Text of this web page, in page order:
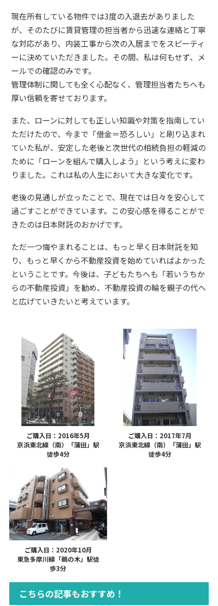
現在所有している物件では3度の入退去がありました
が、そのたびに賃貸管理の担当者から迅速な連絡と丁寧
な対応があり、内装工事から次の入居までをスピーティ
ーに決めていただきました。その間、私は何もせず、メ
ールでの確認のみです。
管理体制に関しても全く心配なく、管理担当者たちへも
厚い信頼を寄せております。
また、ローンに対しても正しい知識や対策を指南してい
ただけたので、今まで「借金＝恐ろしい」と刷り込まれ
ていた私が、安定した老後と次世代の相続負担の軽減の
ために「ローンを組んで購入しよう」という考えに変わ
りました。これは私の人生において大きな変化です。
老後の見通しが立ったことで、現在では日々を安心して
過ごすことができています。この安心感を得ることがで
きたのは日本財託のおかげです。
ただ一つ悔やまれることは、もっと早く日本財託を知
り、もっと早くから不動産投資を始めていればよかった
ということです。今後は、子どもたちへも「若いうちか
らの不動産投資」を勧め、不動産投資の輪を親子の代へ
と広げていきたいと考えています。
ご購入日：2016年5月
京浜東北線（南）「蒲田」駅
徒歩4分
ご購入日：2017年7月
京浜東北線（南）「蒲田」駅
徒歩4分
ご購入日：2020年10月
東急多摩川線「鵜の木」駅徒
歩3分
こちらの記事もおすすめ！